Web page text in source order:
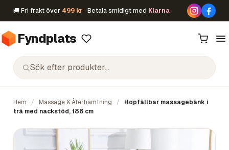
🚚 Fri frakt över 499 kr · Betala smidigt med Klarna
Fyndplats
Hem / Massage & Återhämtning /
Hopfällbar massagebänk i
trä med nackstöd, 186 cm